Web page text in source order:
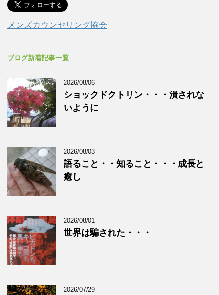
メンズカウンセリング協会
ブログ新着記事一覧
2026/08/06
ショックドクトリン・・・潰されな
いように
2026/08/03
語ること・・知ること・・・成長と
癒し
2026/08/01
世界は騙された・・・
2026/07/29